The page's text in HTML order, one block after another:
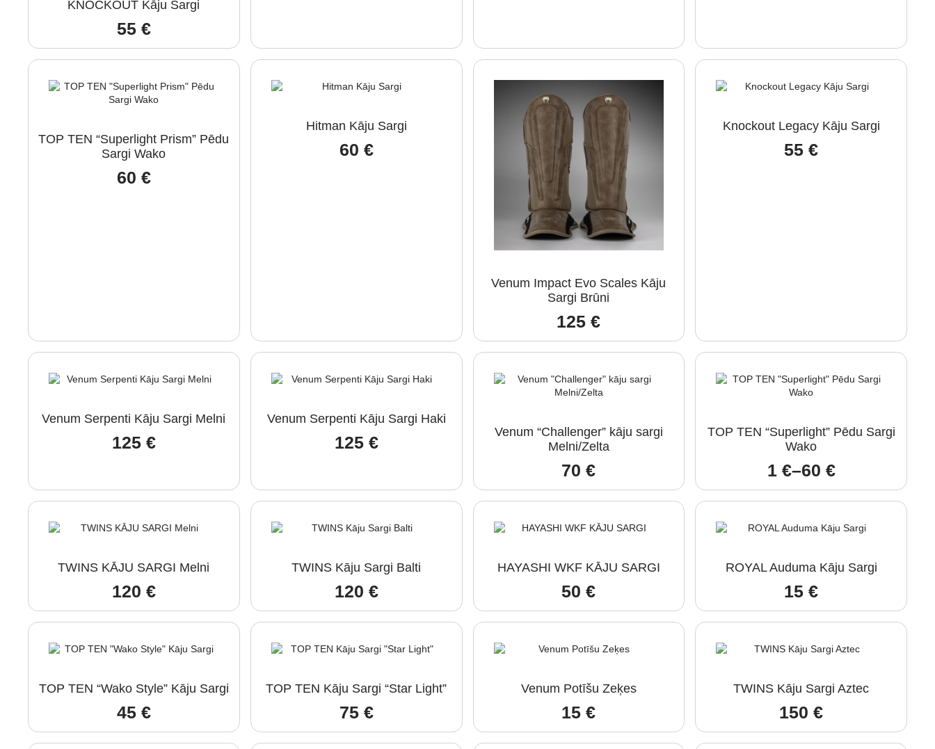
KNOCKOUT Kāju Sargi
55 €
TOP TEN “Superlight Prism” Pēdu
Sargi Wako
60 €
Hitman Kāju Sargi
60 €
Venum Impact Evo Scales Kāju
Sargi Brūni
125€
Knockout Legacy Kāju Sargi
55€
Venum Serpenti Kāju Sargi Melni
125 €
Venum Serpenti Kāju Sargi Haki
125 €
Venum “Challenger” kāju sargi
Melni/Zelta
70€
TOP TEN “Superlight” Pēdu Sargi
Wako
1 €–60 €
Price
range:
1 €
60 €
TWINS KĀJU SARGI Melni
120 €
TWINS Kāju Sargi Balti
120 €
HAYASHI WKF KĀJU SARGI
50€
ROYAL Auduma Kāju Sargi
15€
TOP TEN “Wako Style” Kāju Sargi
45 €
TOP TEN Kāju Sargi “Star Light”
75 €
Venum Potīšu Zeķes
15€
TWINS Kāju Sargi Aztec
150€